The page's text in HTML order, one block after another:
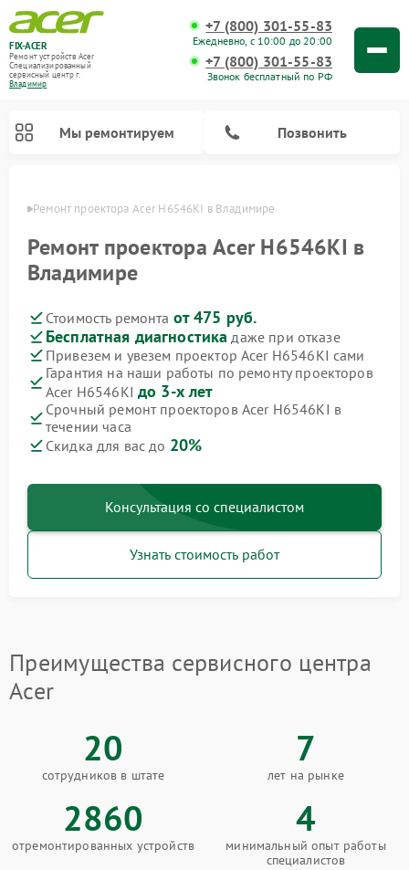
FIX-ACER
Ремонт устройств Acer
Специализированный
cервисный центр г.
Владимир
+7 (800) 301-55-83
Ежедневно, с 10:00 до 20:00
+7 (800) 301-55-83
Звонок бесплатный по РФ
Мы ремонтируем Позвонить
Ремонт проектора Acer H6546KI в Владимире
Ремонт проектора Acer H6546KI в
Владимире
Стоимость ремонта от 475 руб.
Бесплатная диагностика даже при отказе
Привезем и увезем проектор Acer H6546KI сами
Гарантия на наши работы по ремонту проекторов
Acer H6546KI до 3-х лет
Срочный ремонт проекторов Acer H6546KI в
течении часа
Скидка для вас до 20%
Консультация со специалистом
Узнать стоимость работ
Преимущества сервисного центра
Acer
20
сотрудников в штате
7
лет на рынке
2860
отремонтированных устройств
4
минимальный опыт работы
специалистов